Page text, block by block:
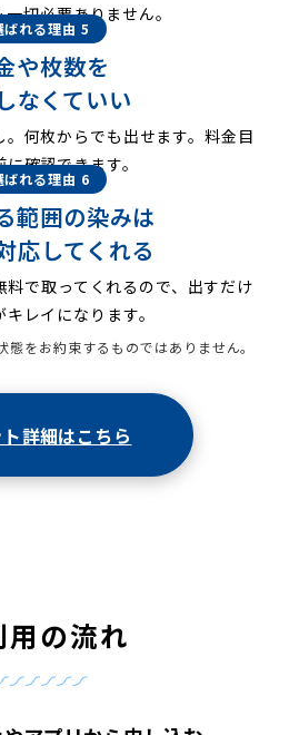
切必要ありません。
ばれる理由 5
や枚数を
なくていい
。何枚からでも出せます。料金目
確認できます。
ばれる理由 6
範囲の染みは
応してくれる
で取ってくれるので、出すだけ
レイになります。
をお約束するものではありません。
詳細はこちら
用の流れ